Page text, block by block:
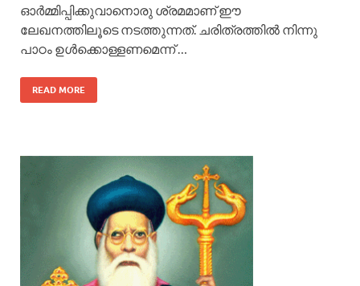
ഓര്‍മ്മിപ്പിക്കുവാനൊരു ശ്രമമാണ് ഈ
ലേഖനത്തിലൂടെ നടത്തുന്നത്. ചരിത്രത്തില്‍ നിന്നു
പാഠം ഉള്‍ക്കൊള്ളണമെന്ന് …
READ MORE